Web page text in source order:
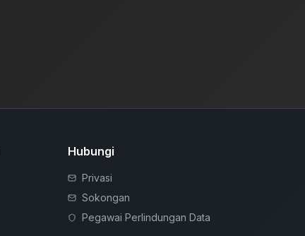
Hubungi
Privasi
Sokongan
Pegawai Perlindungan Data